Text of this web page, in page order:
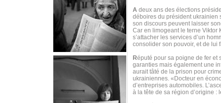
A deux ans des élections
déboires du président ukrainien
son discours peuvent laisser
Car en limogeant le terne Viktor
s’attacher les services d’un
consolider son pouvoir, et de lui
Réputé pour sa poigne de fer et
garanties mais également une
aurait tâté de la prison pour
ukrainiennes. «Docteur en
d’entreprises automobiles.
à la tête de sa région d’origine :